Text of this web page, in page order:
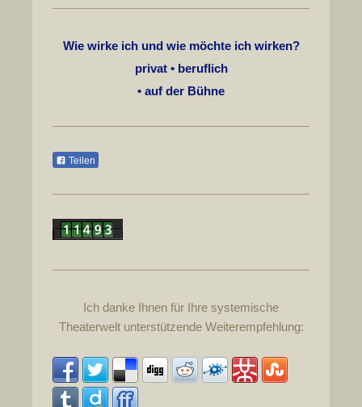
Wie wirke ich und wie möchte ich wirken?
privat • beruflich
• auf der Bühne
Teilen
Ich danke Ihnen für Ihre systemische
Theaterwelt unterstützende Weiterempfehlung: